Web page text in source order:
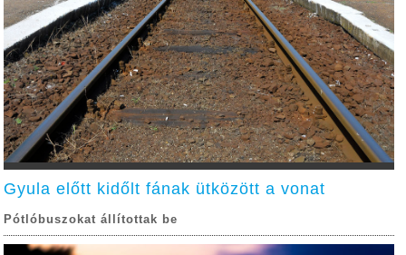
Gyula előtt kidőlt fának ütközött a vonat
Pótlóbuszokat állítottak be